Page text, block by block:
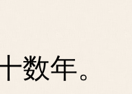
数年。